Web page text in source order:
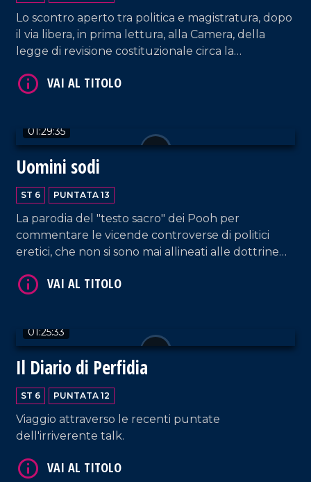
Lo scontro aperto tra politica e magistratura, dopo
il via libera, in prima lettura, alla Camera, della
legge di revisione costituzionale circa la
giudicanti, non prevede esclusione di colpi. La
irriducibilità.
01:29:35
Uomini sodi
ST 6 PUNTATA 13
La parodia del "testo sacro" dei Pooh per
commentare le vicende controverse di politici
eretici, che non si sono mai allineati alle dottrine
delle città e delle avversità.
01:25:33
Il Diario di Perfidia
ST 6 PUNTATA 12
Viaggio attraverso le recenti puntate
dell'irriverente talk.
VAI AL TITOLO
VAI AL TITOLO
VAI AL TITOLO